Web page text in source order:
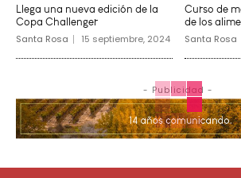
Llega una nueva edición de la
Copa Challenger
Santa Rosa 15 septiembre, 2024
Curso de
de los
Santa Rosa
- Publicidad -